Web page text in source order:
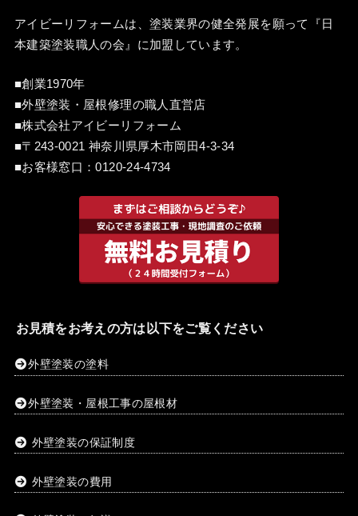
アイビーリフォームは、塗装業界の健全発展を願って『 日
本建築塗装職人の会 』に加盟しています。
■創業1970年
■外壁塗装・屋根修理の職人直営店
■株式会社アイビーリフォーム
■〒243-0021 神奈川県厚木市岡田4-3-34
■お客様窓口：0120-24-4734
お見積をお考えの方は以下をご覧ください
外壁塗装の塗料
外壁塗装・屋根工事の屋根材
外壁塗装の保証制度
外壁塗装の費用